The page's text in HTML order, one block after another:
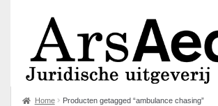
Home Producten getagged “ambulance chasing”